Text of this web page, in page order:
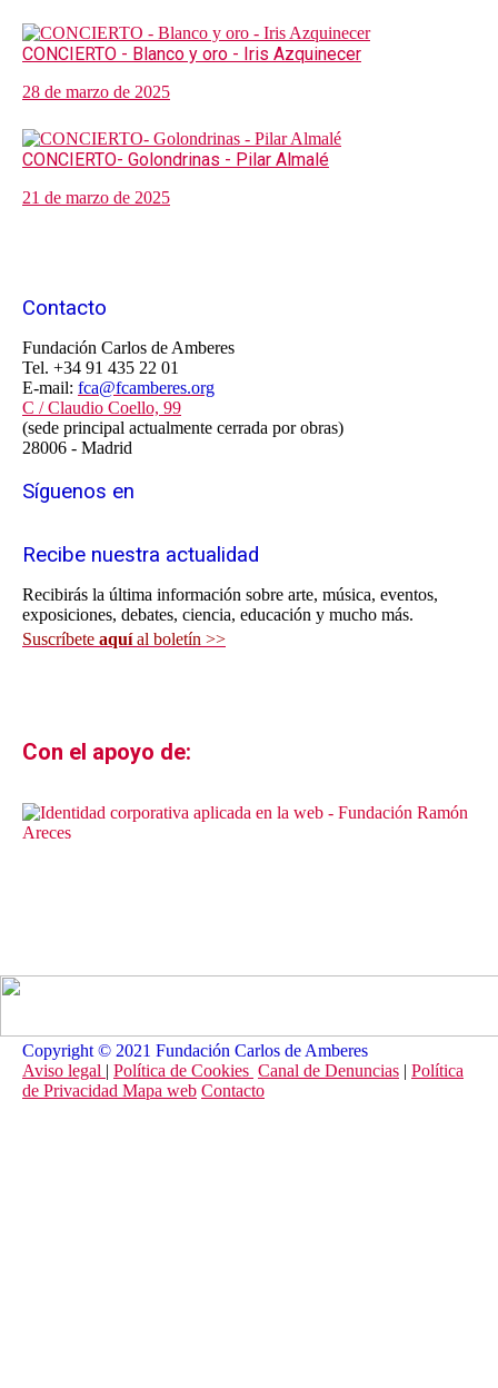
CONCIERTO - Blanco y oro - Iris Azquinecer
28 de marzo de 2025
CONCIERTO- Golondrinas - Pilar Almalé
21 de marzo de 2025
Contacto
Fundación Carlos de Amberes
Tel. +34 91 435 22 01
E-mail: fca@fcamberes.org
C / Claudio Coello, 99
(sede principal actualmente cerrada por obras)
28006 - Madrid
Síguenos en
Recibe nuestra actualidad
Recibirás la última información sobre arte, música, eventos,
exposiciones, debates, ciencia, educación y mucho más.
Suscríbete aquíal boletín >>
Con el apoyo de:
Copyright © 2021 Fundación Carlos de Amberes
Aviso legal | Política de Cookies Canal de Denuncias | Política
de Privacidad Mapa web Contacto